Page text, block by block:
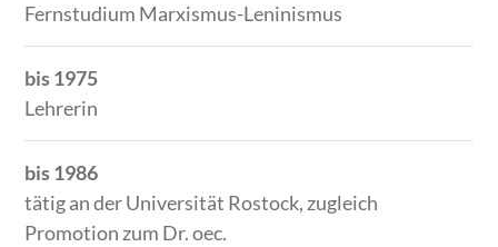
Fernstudium Marxismus-Leninismus
bis 1975
Lehrerin
bis 1986
tätig an der Universität Rostock, zugleich
Promotion zum Dr. oec.